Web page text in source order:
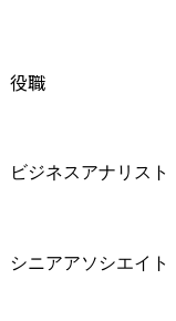
役職
ビジネスアナリスト
シニアアソシエイト